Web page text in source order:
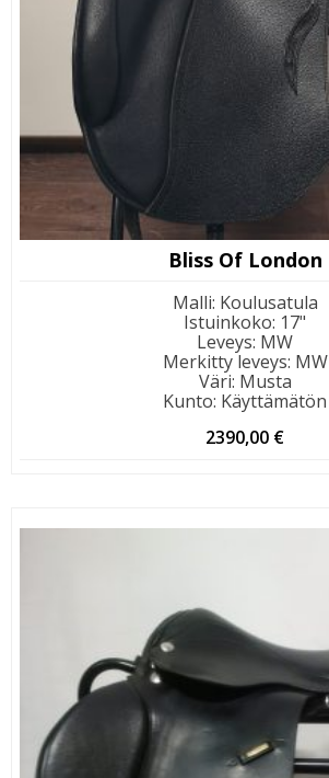
Bliss Of London
Malli: Koulusatula
Istuinkoko: 17"
Leveys: MW
Merkitty leveys: MW
Väri: Musta
Kunto: Käyttämätön
2390,00 €